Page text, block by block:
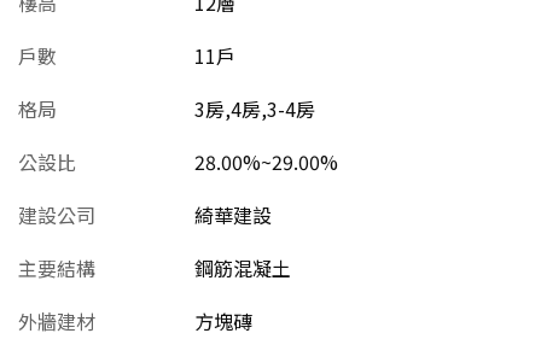
戶數
11戶
格局
3房,4房,3-4房
公設比
28.00%~29.00%
建設公司
綺華建設
主要結構
鋼筋混凝土
外牆建材
方塊磚